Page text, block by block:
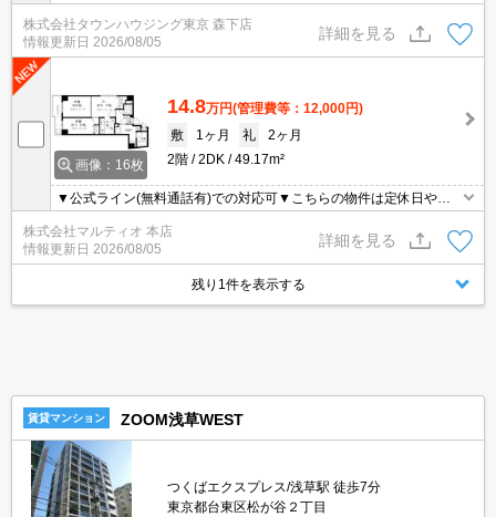
株式会社タウンハウジング東京 森下店
情報更新日 2026/08/05
詳細を見る
画像：16枚
14.8万円(管理費等：12,000円)
敷
1ヶ月 礼
2ヶ月
2階
2DK 49.17m²
▼公式ライン(無料通話有)での対応可▼こちらの物件は定休日や営
業時間外も含め、お時間が取りにくい方でも柔軟にご対応させて頂
きます▼オンライン内見・契約等対応可▼現地集合現地解散可▼
株式会社マルティオ 本店
情報更新日 2026/08/05
詳細を見る
残り1件を表示する
賃貸マンション ZOOM浅草WEST
つくばエクスプレス/浅草駅 徒歩7分
東京都台東区松が谷２丁目